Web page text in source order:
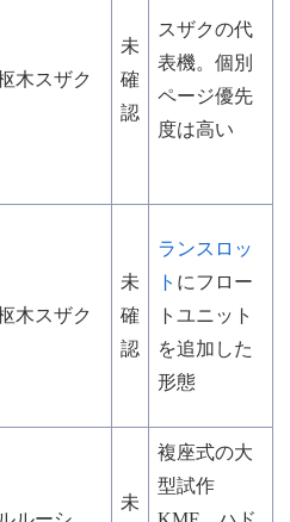
木スザク
未
確
認
スザクの代
表機。個別
ページ優先
度は高い
木スザク
未
確
認
ランスロッ
ト にフロー
トユニット
を追加した
形態
未
複座式の大
型試作